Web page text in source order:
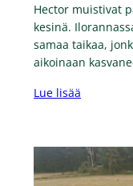
Hector muistivat
kesinä.
samaa taikaa,
aikoinaan
Lue lisää